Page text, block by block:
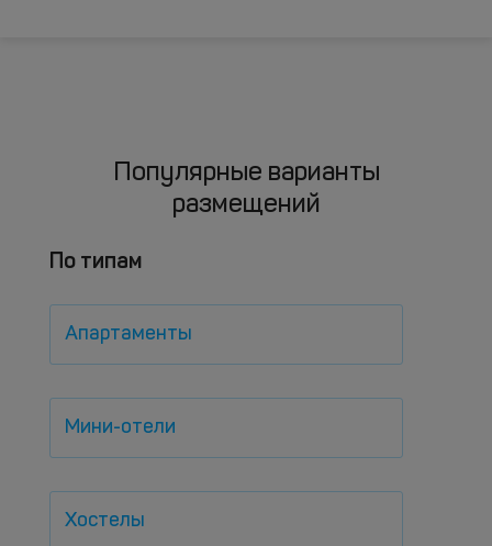
Популярные варианты
размещений
По типам
Апартаменты
Мини-отели
Хостелы